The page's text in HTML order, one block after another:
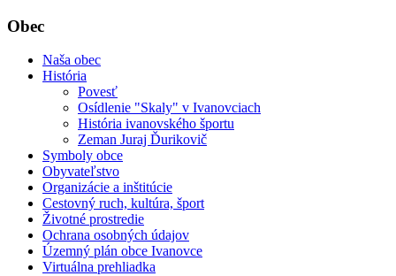
Obec
Naša obec
História
Povesť
Osídlenie "Skaly" v Ivanovciach
História ivanovského športu
Zeman Juraj Ďurikovič
Symboly obce
Obyvateľstvo
Organizácie a inštitúcie
Cestovný ruch, kultúra, šport
Životné prostredie
Ochrana osobných údajov
Územný plán obce Ivanovce
Virtuálna prehliadka